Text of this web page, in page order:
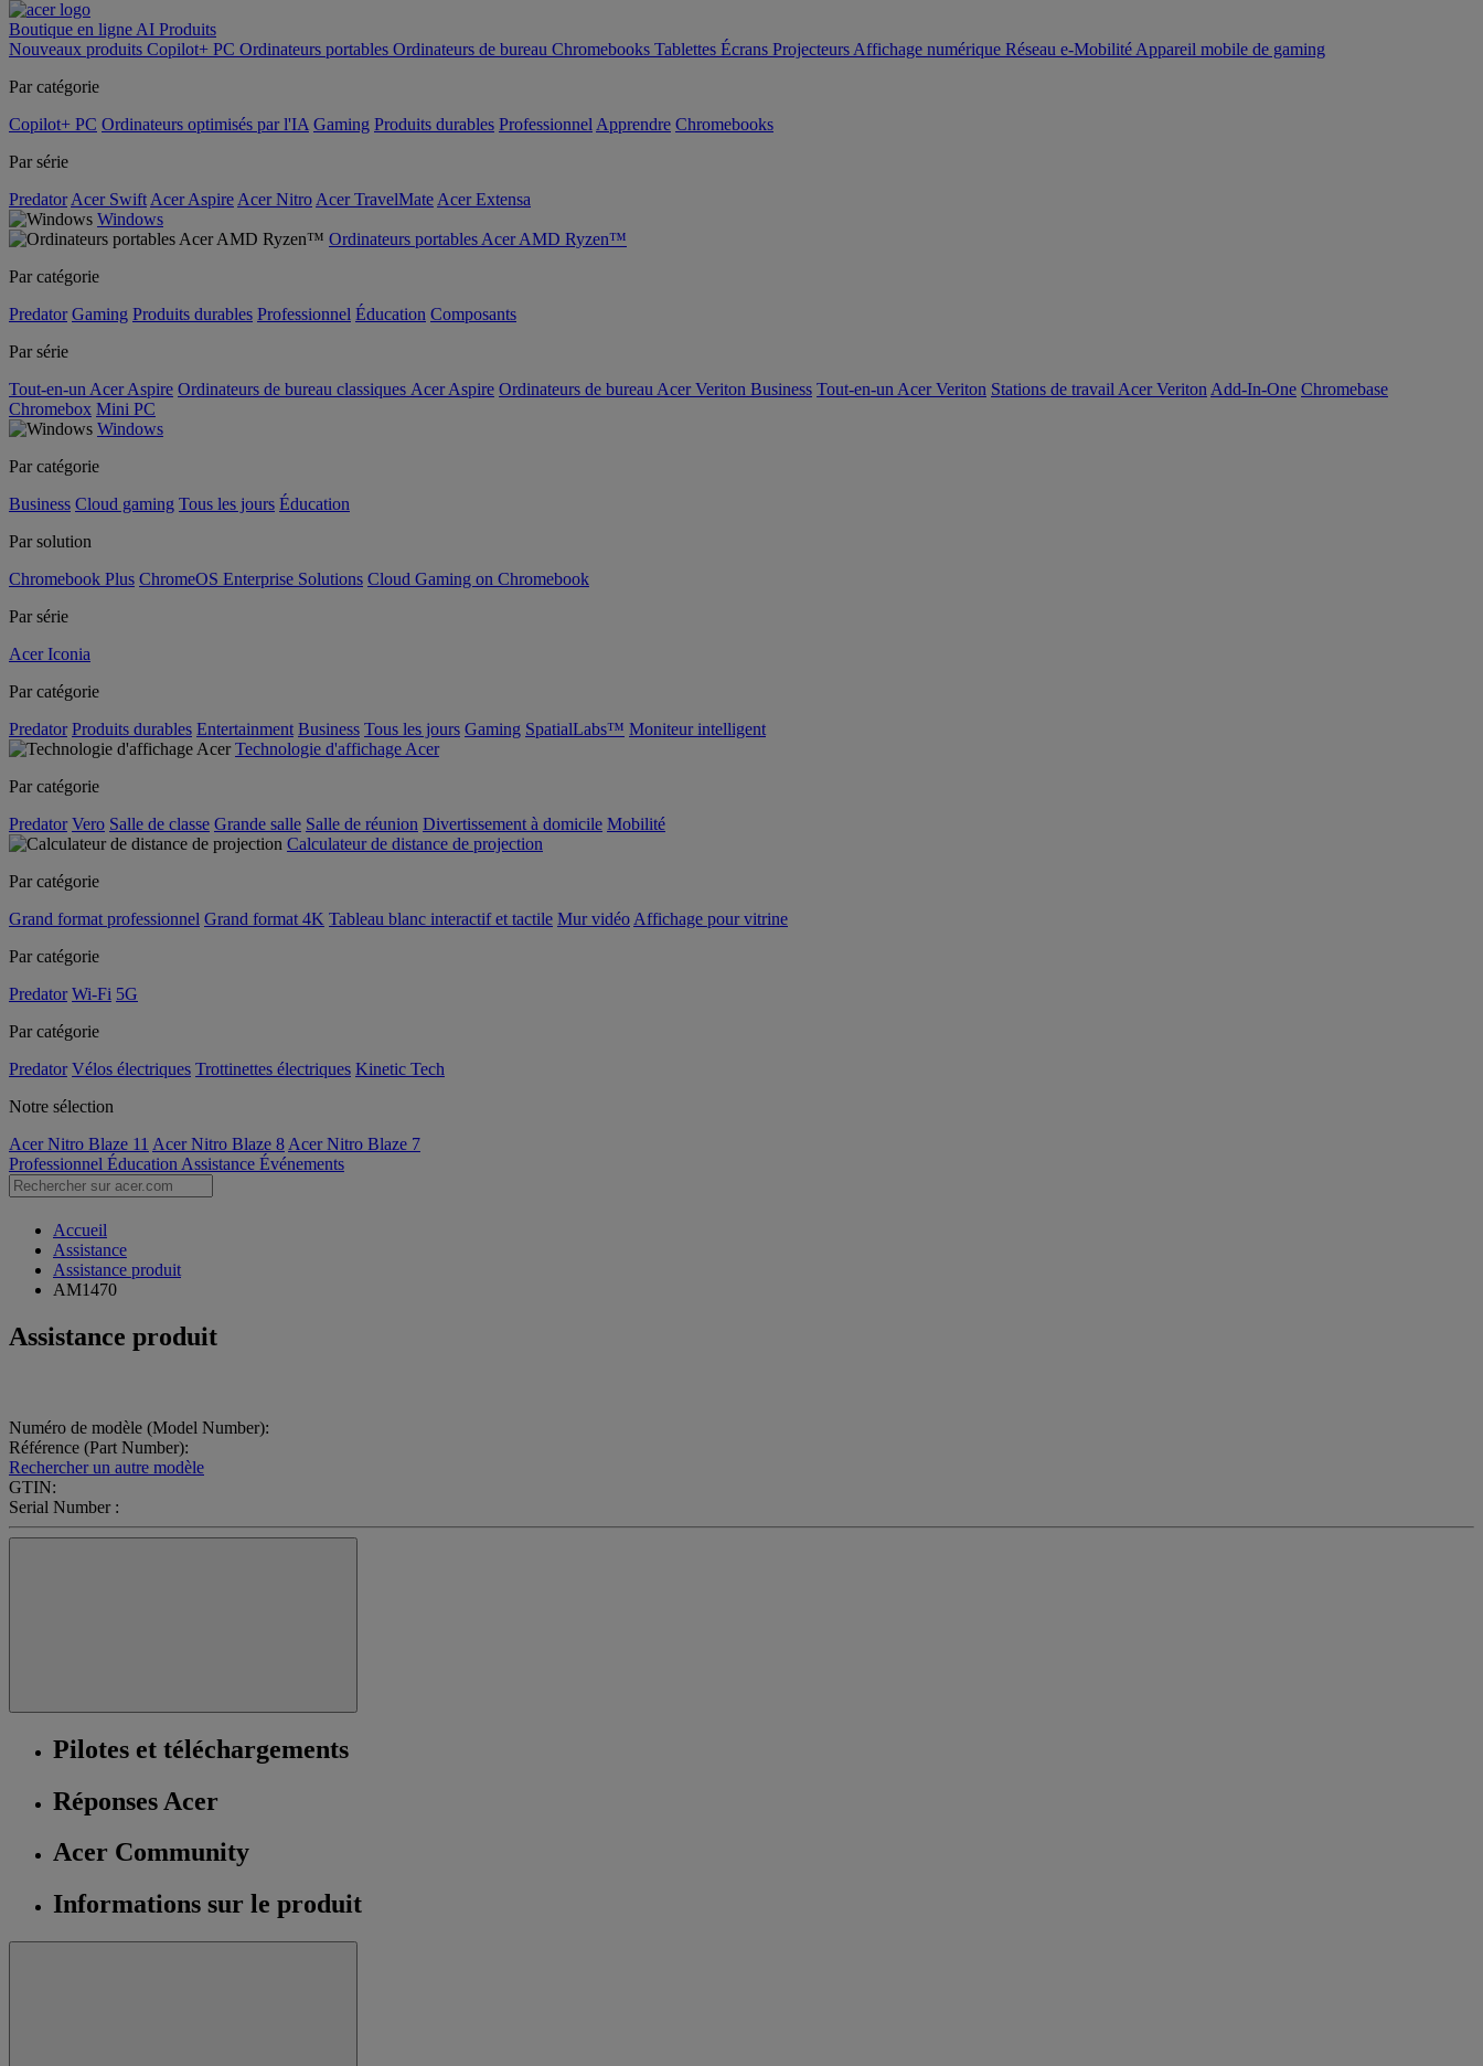
Boutique en ligne AI Produits
Nouveaux produits Copilot+ PC Ordinateurs portables Ordinateurs de bureau Chromebooks Tablettes Écrans Projecteurs Affichage numérique Réseau e-Mobilité Appareil mobile de gaming
Par catégorie
Copilot+ PC Ordinateurs optimisés par l'IA Gaming Produits durables Professionnel Apprendre Chromebooks
Par série
Predator Acer Swift Acer Aspire Acer Nitro Acer TravelMate Acer Extensa
Windows
Ordinateurs portables Acer AMD Ryzen™
Par catégorie
Predator Gaming Produits durables Professionnel Éducation Composants
Par série
Tout-en-un Acer Aspire Ordinateurs de bureau classiques Acer Aspire Ordinateurs de bureau Acer Veriton Business Tout-en-un Acer Veriton Stations de travail Acer Veriton Add-In-One Chromebase
Chromebox Mini PC
Windows
Par catégorie
Business Cloud gaming Tous les jours Éducation
Par solution
Chromebook Plus ChromeOS Enterprise Solutions Cloud Gaming on Chromebook
Par série
Acer Iconia
Par catégorie
Predator Produits durables Entertainment Business Tous les jours Gaming SpatialLabs™ Moniteur intelligent
Technologie d'affichage Acer
Par catégorie
Predator Vero Salle de classe Grande salle Salle de réunion Divertissement à domicile Mobilité
Calculateur de distance de projection
Par catégorie
Grand format professionnel Grand format 4K Tableau blanc interactif et tactile Mur vidéo Affichage pour vitrine
Par catégorie
Predator Wi-Fi 5G
Par catégorie
Predator Vélos électriques Trottinettes électriques Kinetic Tech
Notre sélection
Acer Nitro Blaze 11 Acer Nitro Blaze 8 Acer Nitro Blaze 7
Professionnel Éducation Assistance Événements
Accueil
Assistance
Assistance produit
AM1470
Assistance produit
Numéro de modèle (Model Number):
Référence (Part Number):
Rechercher un autre modèle
GTIN:
Serial Number :
Pilotes et téléchargements
Réponses Acer
Acer Community
Informations sur le produit